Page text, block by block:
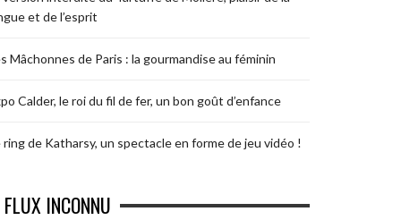
et de l’esprit
Mâchonnes de Paris : la gourmandise au féminin
Calder, le roi du fil de fer, un bon goût d’enfance
ring de Katharsy, un spectacle en forme de jeu vidéo !
FLUX INCONNU